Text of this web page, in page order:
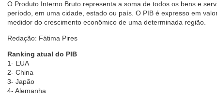
O Produto Interno Bruto representa a soma de todos os bens e
período, em uma cidade, estado ou país. O PIB é expresso em
medidor do crescimento econômico de uma determinada região.
Redação: Fátima Pires
Ranking atual do PIB
1- EUA
2- China
3- Japão
4- Alemanha